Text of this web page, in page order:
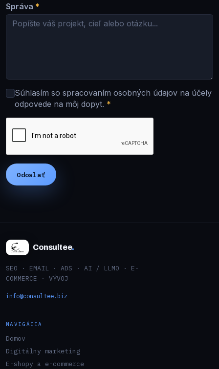
Správa *
Súhlasím so spracovaním osobných údajov na účely
odpovede na môj dopyt. *
Consultee.
SEO · EMAIL · ADS · AI / LLMO · E-
COMMERCE · VÝVOJ
info@consultee.biz
NAVIGÁCIA
Domov
Digitálny marketing
E-shopy a e-commerce